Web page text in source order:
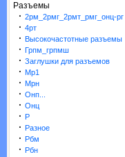
Разъемы
· 2рм_2рмг_2рмт_рмг_онц-рг
· 4рт
· Высокочастотные разъемы
· Грпм_грпмш
· Заглушки для разъемов
· Мр1
· Мрн
· Онп...
· Онц
· Р
· Разное
· Рбм
· Рбн